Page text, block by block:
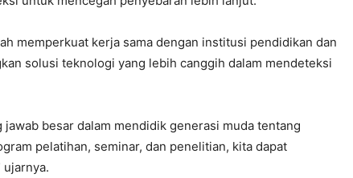
memperkuat kerja sama dengan institusi pendidikan dan
solusi teknologi yang lebih canggih dalam mendeteksi
besar dalam mendidik generasi muda tentang
pelatihan, seminar, dan penelitian, kita dapat
ujarnya.